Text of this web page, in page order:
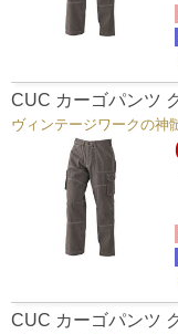
CUC カーゴパンツ
ヴィンテージワークの神
CUC カーゴパンツ